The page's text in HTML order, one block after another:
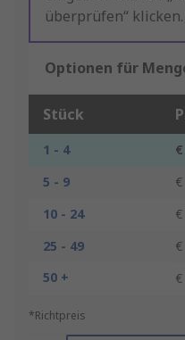
überprüfen“ klicken.
Optionen für
Stück
1 - 4
5 - 9
10 - 24
25 - 49
50 +
*Richtpreis